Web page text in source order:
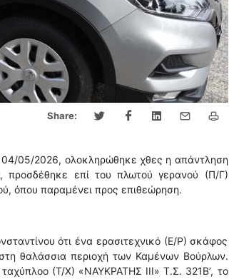
Share:
05/2026, ολοκληρώθηκε χθες η απάντληση
προσδέθηκε επί του πλωτού γερανού (Π/Γ)
όπου παραμένει προς επιθεώρηση.
ότι ένα ερασιτεχνικό (Ε/Ρ) σκάφος
θαλάσσια περιοχή των Καμένων Βούρλων.
(Τ/Χ) «ΝΑΥΚΡΑΤΗΣ ΙΙΙ» Τ.Σ. 321Β’, το